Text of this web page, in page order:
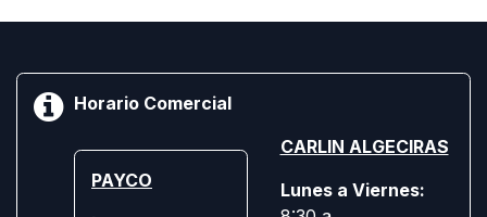
Horario Comercial
PAYCO
CARLIN ALGECIRAS
Lunes a Viernes: